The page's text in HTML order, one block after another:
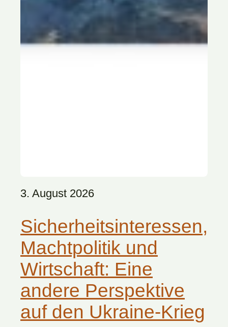
3. August 2026
Sicherheitsinteressen,
Machtpolitik und
Wirtschaft: Eine
andere Perspektive
auf den Ukraine-Krieg